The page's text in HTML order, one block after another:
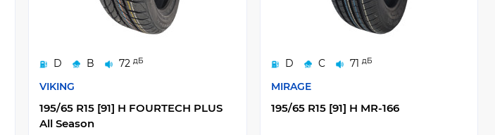
D B 72 дБ
VIKING
195/65 R15 [91] H FOURTECH PLUS
All Season
D C 71 дБ
MIRAGE
195/65 R15 [91] H MR-166